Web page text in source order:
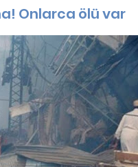
Onlarca ölü var